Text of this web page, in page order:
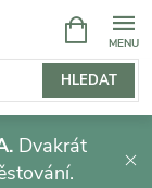
HLEDAT
NÁKUPNÍ
KOŠÍK
Dvakrát